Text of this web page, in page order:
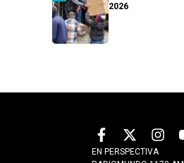
2026
EN PERSPECTIVA